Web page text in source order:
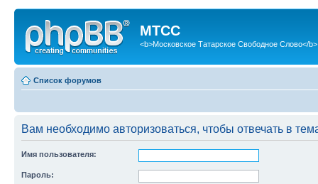
МТСС
<b>Московское Татарское Свободное Слово</b>
Список форумов
Вам необходимо авторизоваться, чтобы отвечать в
Имя пользователя:
Пароль: